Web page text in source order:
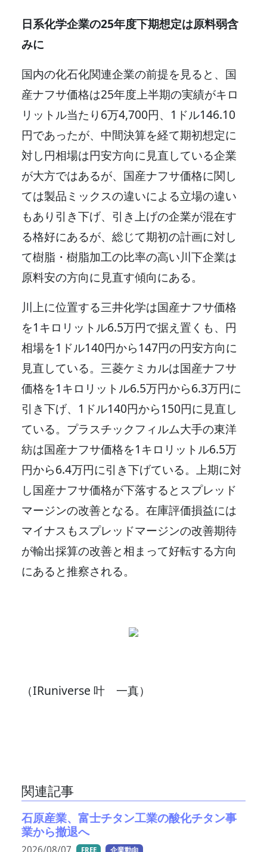
日系化学企業の25年度下期想定は原料弱含
みに
国内の化石化関連企業の前提を見ると、国
産ナフサ価格は25年度上半期の実績がキロ
リットル当たり6万4,700円、1ドル146.10
円であったが、中間決算を経て期初想定に
対し円相場は円安方向に見直している企業
が大方ではあるが、国産ナフサ価格に関し
ては製品ミックスの違いによる立場の違い
もあり引き下げ、引き上げの企業が混在す
る格好にあるが、総じて期初の計画に対し
て樹脂・樹脂加工の比率の高い川下企業は
原料安の方向に見直す傾向にある。
川上に位置する三井化学は国産ナフサ価格
を1キロリットル6.5万円で据え置くも、円
相場を1ドル140円から147円の円安方向に
見直している。三菱ケミカルは国産ナフサ
価格を1キロリットル6.5万円から6.3万円に
引き下げ、1ドル140円から150円に見直し
ている。プラスチックフィルム大手の東洋
紡は国産ナフサ価格を1キロリットル6.5万
円から6.4万円に引き下げている。上期に対
し国産ナフサ価格が下落するとスプレッド
マージンの改善となる。在庫評価損益には
マイナスもスプレッドマージンの改善期待
が輸出採算の改善と相まって好転する方向
にあると推察される。
（IRuniverse 叶 一真）
関連記事
石原産業、富士チタン工業の酸化チタン事
業から撤退へ
FREE 企業動向